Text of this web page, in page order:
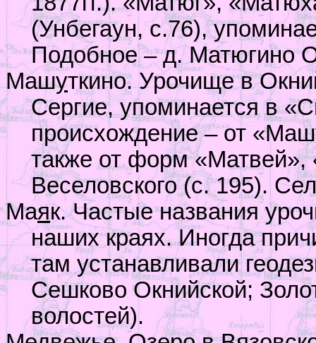
(Унбегаун, с.76),
Подобное – д. Матюгино
Машуткино. Урочище в
Сергие, упоминается в
происхождение – от
также от форм
Веселовского (с. 195).
Маяк. Частые названия
наших краях. Иногда
там устанавливали
Сешково Окнийской;
волостей).